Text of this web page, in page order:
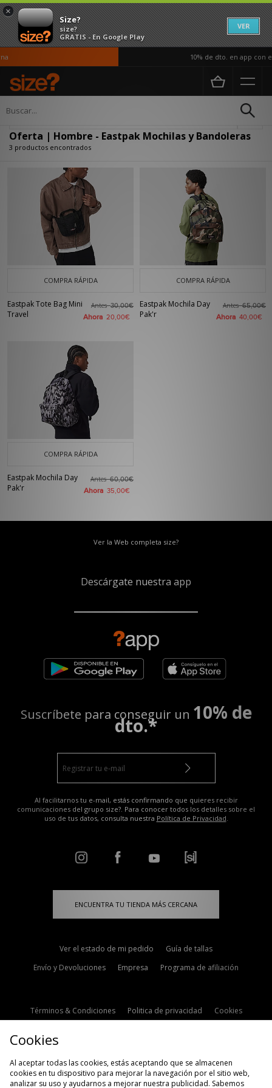
×
Size?
size?
GRATIS - En Google Play
VER
10% de dto. en app con el
Página principal Mochilas y Bandoleras
Oferta | Hombre - Eastpak Mochilas y Bandoleras
3 productos encontrados
COMPRA RÁPIDA
Eastpak Tote Bag Mini
Travel
Antes30,00€
Ahora 20,00€
COMPRA RÁPIDA
Eastpak Mochila Day
Pak'r
Antes65,00€
Ahora 40,00€
COMPRA RÁPIDA
Eastpak Mochila Day
Pak'r
Antes60,00€
Ahora 35,00€
Ver la Web completa size?
Descárgate nuestra app
Suscríbete para conseguir un 10% de
dto.*
Al facilitarnos tu e-mail, estás confirmando que quieres recibir
comunicaciones del grupo size?. Para conocer todos los detalles sobre el
uso de tus datos, consulta nuestra Política de Privacidad.
ENCUENTRA TU TIENDA MÁS CERCANA
Ver el estado de mi pedido
Guía de tallas
Envío y Devoluciones
Empresa Programa de afiliación
Términos & Condiciones Politica de privacidad
Cookies
Cookies
Al aceptar todas las cookies, estás aceptando que se almacenen
cookies en tu dispositivo para mejorar la navegación por el sitio web,
analizar su uso y ayudarnos a mejorar nuestra publicidad. Sabemos